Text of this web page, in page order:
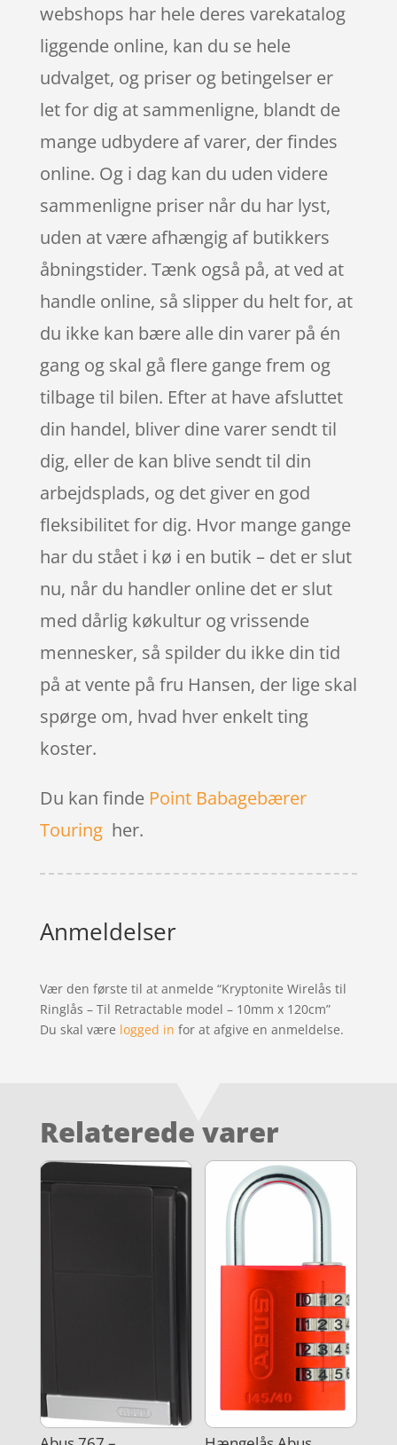
webshops har hele deres varekatalog
liggende online, kan du se hele
udvalget, og priser og betingelser er
let for dig at sammenligne, blandt de
mange udbydere af varer, der findes
online. Og i dag kan du uden videre
sammenligne priser når du har lyst,
uden at være afhængig af butikkers
åbningstider. Tænk også på, at ved at
handle online, så slipper du helt for, at
du ikke kan bære alle din varer på én
gang og skal gå flere gange frem og
tilbage til bilen. Efter at have afsluttet
din handel, bliver dine varer sendt til
dig, eller de kan blive sendt til din
arbejdsplads, og det giver en god
fleksibilitet for dig. Hvor mange gange
har du stået i kø i en butik – det er slut
nu, når du handler online det er slut
med dårlig køkultur og vrissende
mennesker, så spilder du ikke din tid
på at vente på fru Hansen, der lige skal
spørge om, hvad hver enkelt ting
koster.
Du kan finde Point Babagebærer
Touringher.
Anmeldelser
Vær den første til at anmelde “Kryptonite Wirelås til
Ringlås – Til Retractable model – 10mm x 120cm”
Du skal være logged in for at afgive en anmeldelse.
Relaterede varer